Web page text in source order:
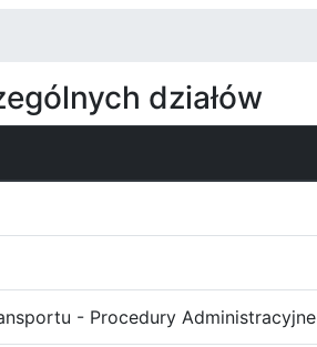
działów
- Procedury Administracyjne